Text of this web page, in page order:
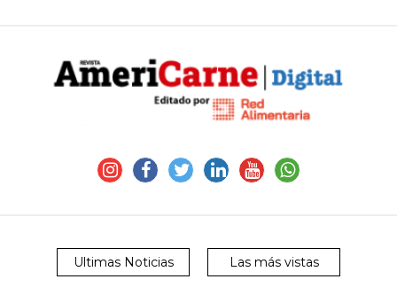
Ultimas Noticias Las más vistas